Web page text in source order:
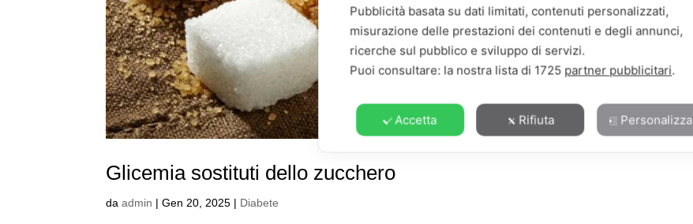
Glicemia sostituti dello zucchero
daadmin |Gen 20, 2025 | Diabete
Pubblicità basata su dati limitati, contenuti personalizzati,
misurazione delle prestazioni dei contenuti e degli annunci,
ricerche sul pubblico e sviluppo di servizi.
Puoi consultare: la nostra lista di 1725 partner pubblicitari.
Accetta Rifiuta Personalizza